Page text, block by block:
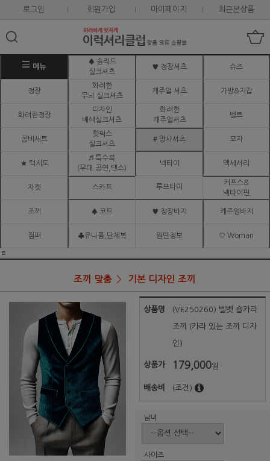
로그인 회원가입 마이페이지 최근본상품
메뉴
♠ 솔리드
실크셔츠
♥ 정장셔츠 슈즈
정장
화려한
무늬 실크셔츠
캐주얼 셔츠 가방&지갑
화려한정장
디자인
배색실크셔츠
화려한
캐주얼셔츠
벨트
콤비세트
핫픽스
실크셔츠
# 망사셔츠 모자
★ 턱시도
♬ 특수복
(무대.공연,댄스)
넥타이 액세서리
자켓 스카프 루프타이
커프스&
넥타이핀
조끼 ♠ 코트 ♥ 정장바지 캐주얼바지
점퍼 ♣유니폼,단체복 원단정보 ♡ Woman
ㅌ
조끼 맞춤 기본 디자인 조끼
상품명 (VE250260) 벨벳 숄카라
조끼 (카라 있는 조끼 디자
인)
상품가 179,000원
배송비 (조건)
남녀
사이즈